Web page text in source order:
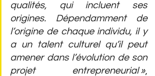
qualités, qui incluent ses
origines. Dépendamment de
l’origine de chaque individu, il y
a un talent culturel qu’il peut
amener dans l’évolution de son
projet entrepreneurial »,